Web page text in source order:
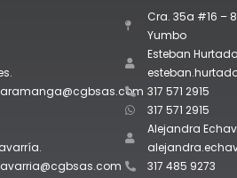
Cra. 35a #16 –
Yumbo
Esteban
317 571 2915
317 571 2915
Alejandra
317 485 9273